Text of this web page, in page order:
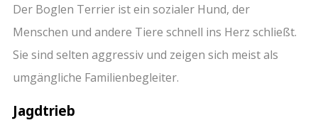
Der Boglen Terrier ist ein sozialer Hund, der
Menschen und andere Tiere schnell ins Herz schließt.
Sie sind selten aggressiv und zeigen sich meist als
umgängliche Familienbegleiter.
Jagdtrieb